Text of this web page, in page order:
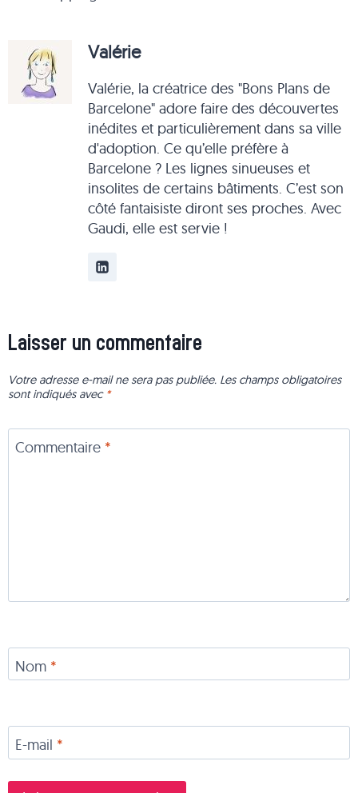
Valérie
Valérie, la créatrice des "Bons Plans de
Barcelone" adore faire des découvertes
inédites et particulièrement dans sa ville
d'adoption. Ce qu’elle préfère à
Barcelone ? Les lignes sinueuses et
insolites de certains bâtiments. C’est son
côté fantaisiste diront ses proches. Avec
Gaudi, elle est servie !
Laisser un commentaire
Votre adresse e-mail ne sera pas publiée. Les champs obligatoires
sont indiqués avec *
Commentaire *
Nom *
E-mail *